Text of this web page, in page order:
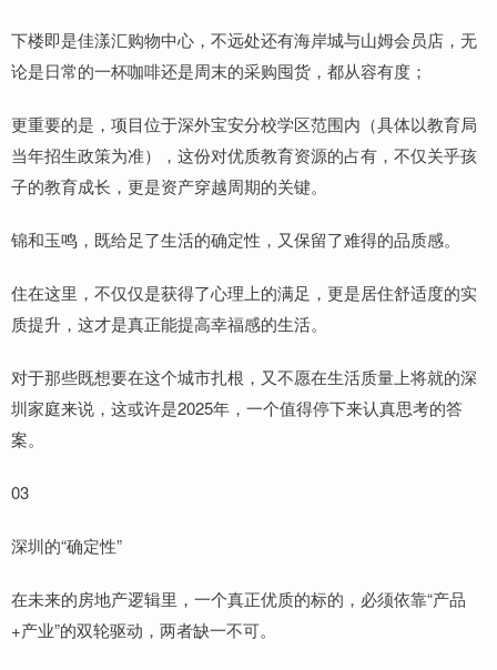
下楼即是佳漾汇购物中心，不远处还有海岸城与山姆会员店，无
论是日常的一杯咖啡还是周末的采购囤货，都从容有度；
更重要的是，项目位于深外宝安分校学区范围内（具体以教育局
当年招生政策为准），这份对优质教育资源的占有，不仅关乎孩
子的教育成长，更是资产穿越周期的关键。
锦和玉鸣，既给足了生活的确定性，又保留了难得的品质感。
住在这里，不仅仅是获得了心理上的满足，更是居住舒适度的实
质提升，这才是真正能提高幸福感的生活。
对于那些既想要在这个城市扎根，又不愿在生活质量上将就的深
圳家庭来说，这或许是2025年，一个值得停下来认真思考的答
案。
03
深圳的“确定性”
在未来的房地产逻辑里，一个真正优质的标的，必须依靠“产品
+产业”的双轮驱动，两者缺一不可。